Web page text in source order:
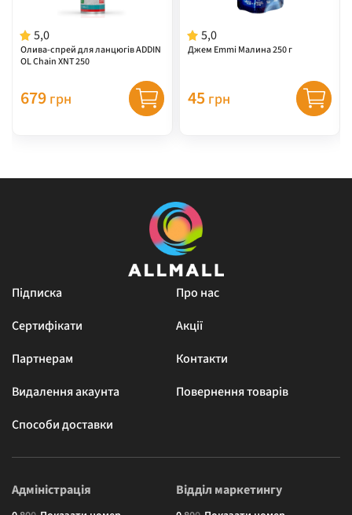
5,0
Олива-спрей для ланцюгів ADDIN
OL Chain XNT 250
679 грн
5,0
Джем Emmi Малина 250 г
45 грн
Підписка
Про нас
Сертифікати
Акції
Партнерам
Контакти
Видалення акаунта
Повернення товарів
Способи доставки
Адміністрація Відділ маркетингу